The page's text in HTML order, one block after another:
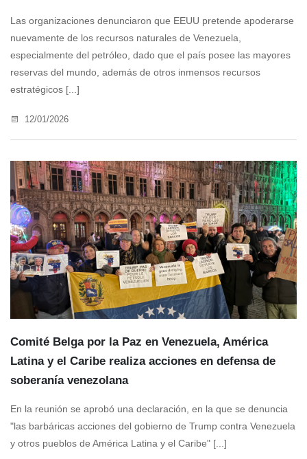
Las organizaciones denunciaron que EEUU pretende apoderarse
nuevamente de los recursos naturales de Venezuela,
especialmente del petróleo, dado que el país posee las mayores
reservas del mundo, además de otros inmensos recursos
estratégicos [...]
12/01/2026
Comité Belga por la Paz en Venezuela, América
Latina y el Caribe realiza acciones en defensa de
soberanía venezolana
En la reunión se aprobó una declaración, en la que se denuncia
"las barbáricas acciones del gobierno de Trump contra Venezuela
y otros pueblos de América Latina y el Caribe" [...]